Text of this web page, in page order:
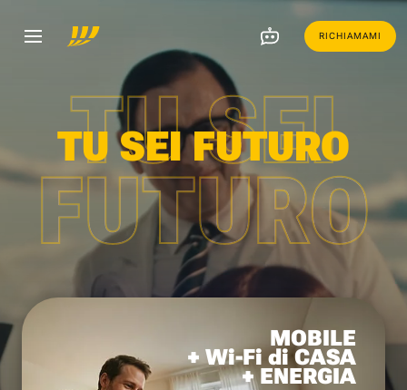
RICHIAMAMI
TU SEI
FUTURO
TU SEI FUTURO
MOBILE
+ Wi-Fi di CASA
+ ENERGIA